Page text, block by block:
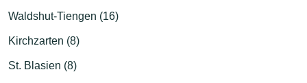
Waldshut-Tiengen (16)
Kirchzarten (8)
St. Blasien (8)